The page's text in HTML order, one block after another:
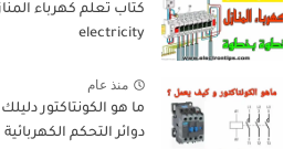
electricity
منذ عام
ما هو الكونتاكتور
دوائر التحكم الكهربائية